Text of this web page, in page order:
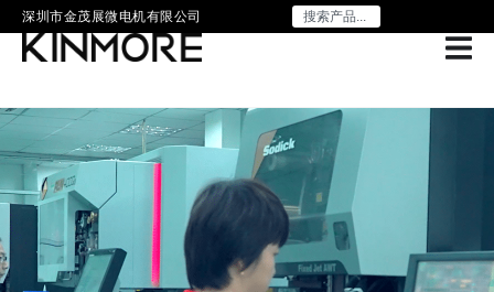
深圳市金茂展微电机有限公司